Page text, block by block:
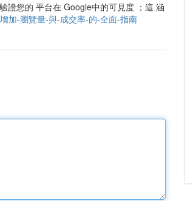
證您的 平台在 Google中的可見度 ；這 涵
加-瀏覽量-與-成交率-的-全面-指南